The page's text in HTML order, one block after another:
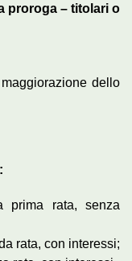
proroga – titolari o
dello
prima rata, senza
rata, con interessi;